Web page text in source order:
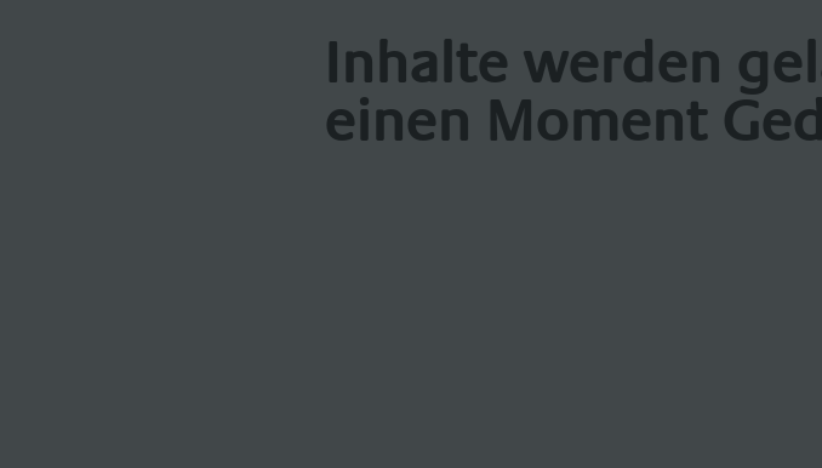
Inhalte werden
einen Moment